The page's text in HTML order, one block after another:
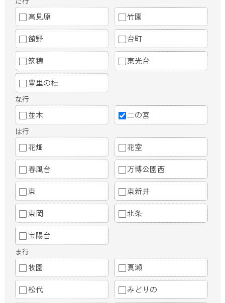
高見原 竹園
館野 台町
筑穂 東光台
豊里の杜
な行
並木 二の宮
は行
花畑 花室
春風台 万博公園西
東 東新井
東岡 北条
宝陽台
ま行
牧園 真瀬
松代 みどりの